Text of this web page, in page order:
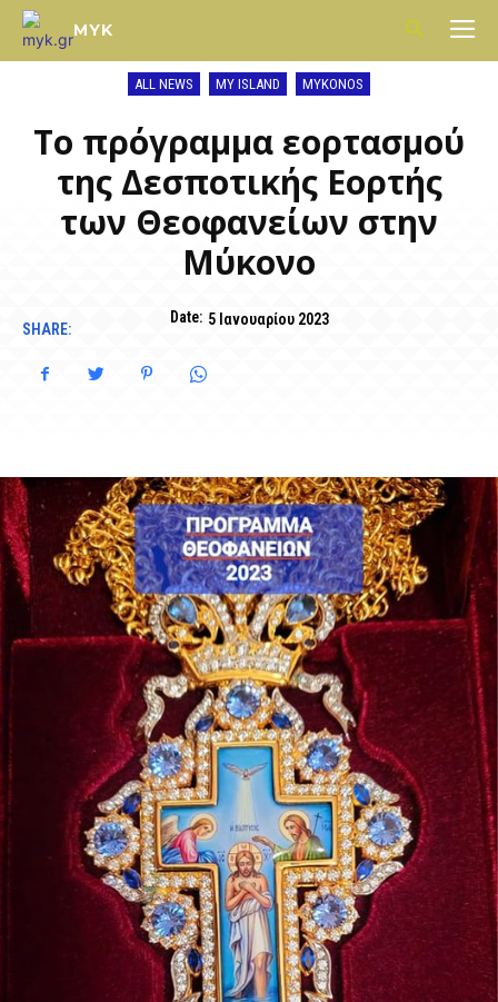
MYK
ALL NEWS MY ISLAND MYKONOS
Το πρόγραμμα εορτασμού
της Δεσποτικής Εορτής
των Θεοφανείων στην
Μύκονο
Date: 5 Ιανουαρίου 2023
SHARE: